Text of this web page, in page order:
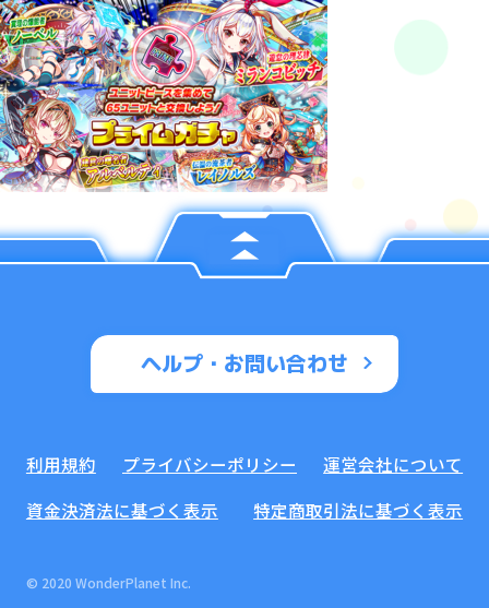
ヘルプ・お問い合わせ
利用規約 プライバシーポリシー
運営会社について
資金決済法に基づく表示
特定商取引法に基づく表示
© 2020 WonderPlanet Inc.